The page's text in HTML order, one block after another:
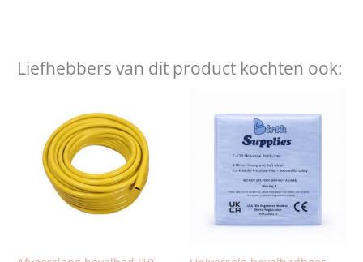
Liefhebbers van dit product kochten ook: